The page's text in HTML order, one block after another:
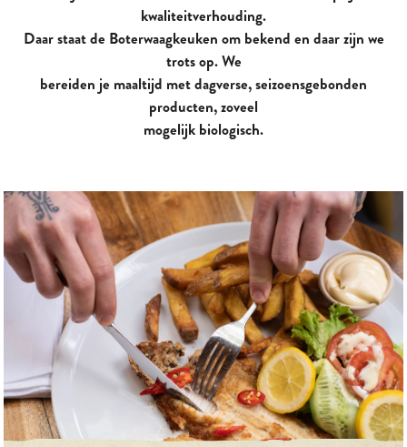
kwaliteitverhouding.
Daar staat de Boterwaagkeuken om bekend en daar zijn we
trots op. We
bereiden je maaltijd met dagverse, seizoensgebonden
producten, zoveel
mogelijk biologisch.